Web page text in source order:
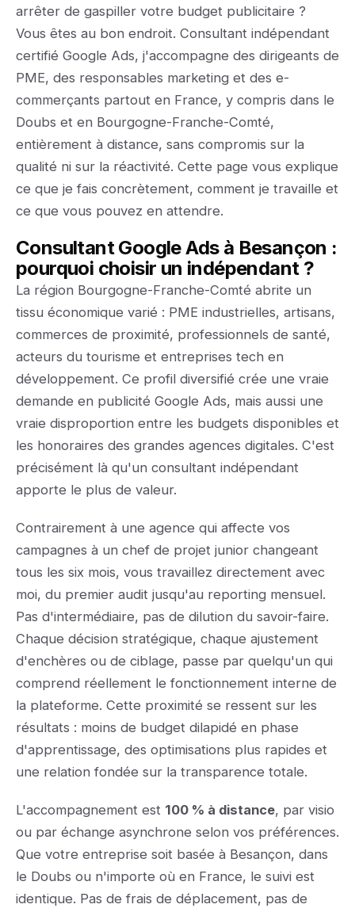
arrêter de gaspiller votre budget publicitaire ?
Vous êtes au bon endroit. Consultant indépendant
certifié Google Ads, j'accompagne des dirigeants de
PME, des responsables marketing et des e-
commerçants partout en France, y compris dans le
Doubs et en Bourgogne-Franche-Comté,
entièrement à distance, sans compromis sur la
qualité ni sur la réactivité. Cette page vous explique
ce que je fais concrètement, comment je travaille et
ce que vous pouvez en attendre.
Consultant Google Ads à Besançon :
pourquoi choisir un indépendant ?
La région Bourgogne-Franche-Comté abrite un
tissu économique varié : PME industrielles, artisans,
commerces de proximité, professionnels de santé,
acteurs du tourisme et entreprises tech en
développement. Ce profil diversifié crée une vraie
demande en publicité Google Ads, mais aussi une
vraie disproportion entre les budgets disponibles et
les honoraires des grandes agences digitales. C'est
précisément là qu'un consultant indépendant
apporte le plus de valeur.
Contrairement à une agence qui affecte vos
campagnes à un chef de projet junior changeant
tous les six mois, vous travaillez directement avec
moi, du premier audit jusqu'au reporting mensuel.
Pas d'intermédiaire, pas de dilution du savoir-faire.
Chaque décision stratégique, chaque ajustement
d'enchères ou de ciblage, passe par quelqu'un qui
comprend réellement le fonctionnement interne de
la plateforme. Cette proximité se ressent sur les
résultats : moins de budget dilapidé en phase
d'apprentissage, des optimisations plus rapides et
une relation fondée sur la transparence totale.
L'accompagnement est 100 % à distance, par visio
ou par échange asynchrone selon vos préférences.
Que votre entreprise soit basée à Besançon, dans
le Doubs ou n'importe où en France, le suivi est
identique. Pas de frais de déplacement, pas de